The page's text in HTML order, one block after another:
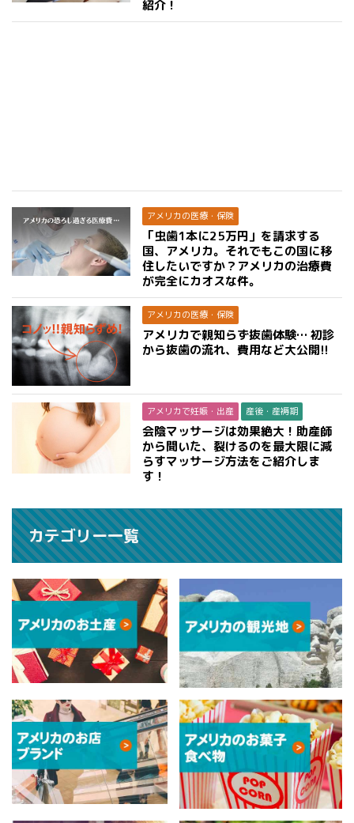
紹介！
アメリカの医療・保険
「虫歯1本に25万円」を請求する
国、アメリカ。それでもこの国に移
住したいですか？アメリカの治療費
が完全にカオスな件。
アメリカの医療・保険
アメリカで親知らず抜歯体験… 初診
から抜歯の流れ、費用など大公開!!
アメリカで妊娠・出産 産後・産褥期
会陰マッサージは効果絶大！助産師
から聞いた、裂けるのを最大限に減
らすマッサージ方法をご紹介しま
す！
カテゴリー一覧